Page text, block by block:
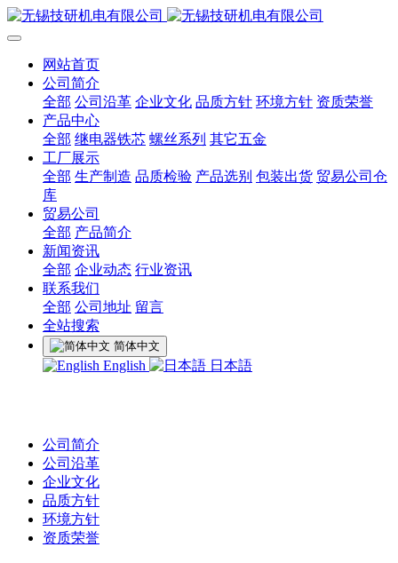
网站首页
公司简介
全部 公司沿革 企业文化 品质方针 环境方针 资质荣誉
产品中心
全部 继电器铁芯 螺丝系列 其它五金
工厂展示
全部 生产制造 品质检验 产品选别 包装出货 贸易公司仓
库
贸易公司
全部 产品简介
新闻资讯
全部 企业动态 行业资讯
联系我们
全部 公司地址 留言
全站搜索
简体中文
English 日本語
公司简介
公司沿革
企业文化
品质方针
环境方针
资质荣誉